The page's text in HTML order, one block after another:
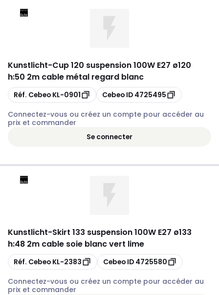
Kunstlicht-Cup 120 suspension 100W E27 ø120
h:50 2m cable métal regard blanc
Copier
Réf. Cebeo KL-0901 Copier
Cebeo ID 4725495
Connectez-vous ou créez un compte pour accéder au
prix et commander
Se connecter
Kunstlicht-Skirt 133 suspension 100W E27 ø133
h:48 2m cable soie blanc vert lime
Copier
Réf. Cebeo KL-2383 Copier
Cebeo ID 4725580
Connectez-vous ou créez un compte pour accéder au
prix et commander